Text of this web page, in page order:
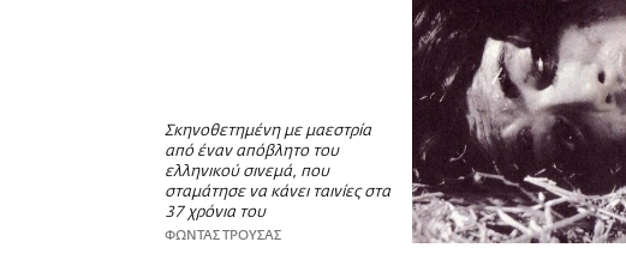
Σκηνοθετημένη με μαεστρία
από έναν απόβλητο του
ελληνικού σινεμά, που
σταμάτησε να κάνει ταινίες στα
37 χρόνια του
ΦΩΝΤΑΣ ΤΡΟΥΣΑΣ